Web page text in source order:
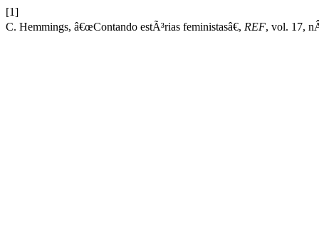
[1]
C. Hemmings, â€œContando estÃ³rias feministasâ€, REF, vol. 17,